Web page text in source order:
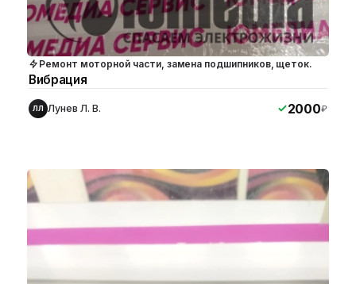
Ремонт моторной части, замена подшипников, щеток.
Вибрация
ЛЛ Лунев Л. В. 2000₽